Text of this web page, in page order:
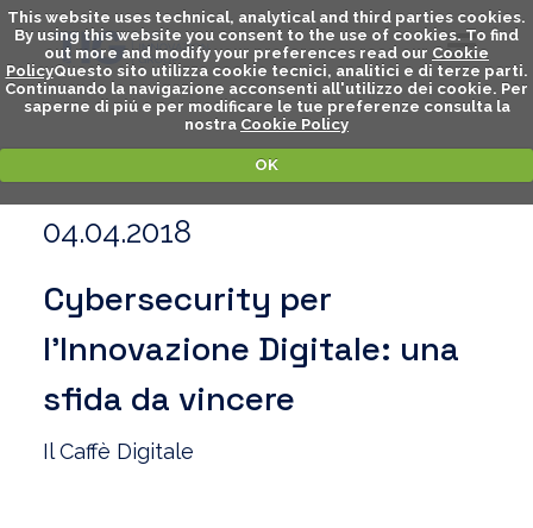
This website uses technical, analytical and third parties cookies.
By using this website you consent to the use of cookies. To find
out more and modify your preferences read our Cookie
PolicyQuesto sito utilizza cookie tecnici, analitici e di terze parti.
Continuando la navigazione acconsenti all'utilizzo dei cookie. Per
saperne di piú e per modificare le tue preferenze consulta la
nostra Cookie Policy
OK
04.04.2018
Cybersecurity per
l’Innovazione Digitale: una
sfida da vincere
Il Caffè Digitale